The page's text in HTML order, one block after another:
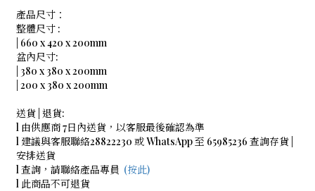
產品尺寸：
整體尺寸 :
| 660 x 420 x 200mm
盆內尺寸:
| 380 x 380 x 200mm
| 200 x 380 x 200mm
送貨 | 退貨:
l 由供應商 7日內送貨，以客服最後確認為準
l 建議與客服聯絡28822230 或 WhatsApp 至 65985236 查詢存貨 |
安排送貨
l查詢，請聯絡產品專員 (按此)
l 此商品不可退貨